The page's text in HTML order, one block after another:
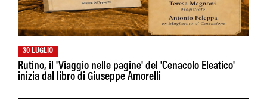
30 LUGLIO
Rutino, il 'Viaggio nelle pagine' del 'Cenacolo Eleatico'
inizia dal libro di Giuseppe Amorelli